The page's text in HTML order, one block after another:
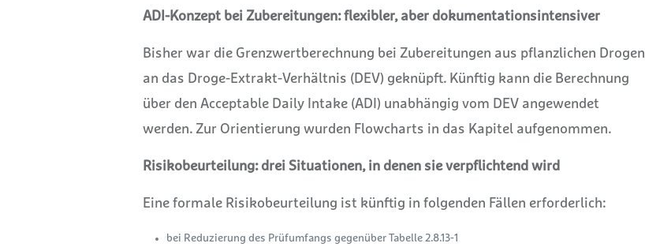
ADI-Konzept bei Zubereitungen: flexibler, aber dokumentationsintensiver
Bisher war die Grenzwertberechnung bei Zubereitungen aus pflanzlichen Drogen
an das Droge-Extrakt-Verhältnis (DEV) geknüpft. Künftig kann die Berechnung
über den Acceptable Daily Intake (ADI) unabhängig vom DEV angewendet
werden. Zur Orientierung wurden Flowcharts in das Kapitel aufgenommen.
Risikobeurteilung: drei Situationen, in denen sie verpflichtend wird
Eine formale Risikobeurteilung ist künftig in folgenden Fällen erforderlich:
bei Reduzierung des Prüfumfangs gegenüber Tabelle 2.8.13-1